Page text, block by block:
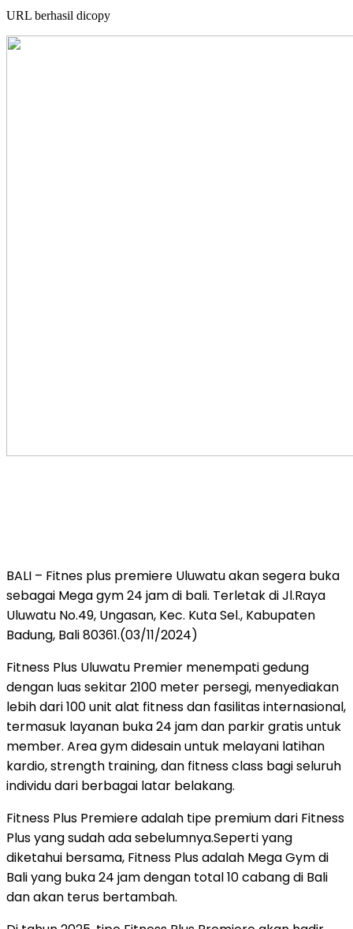
URL berhasil dicopy
BALI – Fitnes plus premiere Uluwatu akan segera buka
sebagai Mega gym 24 jam di bali. Terletak di Jl.Raya
Uluwatu No.49, Ungasan, Kec. Kuta Sel., Kabupaten
Badung, Bali 80361.(03/11/2024)
Fitness Plus Uluwatu Premier menempati gedung
dengan luas sekitar 2100 meter persegi, menyediakan
lebih dari 100 unit alat fitness dan fasilitas internasional,
termasuk layanan buka 24 jam dan parkir gratis untuk
member. Area gym didesain untuk melayani latihan
kardio, strength training, dan fitness class bagi seluruh
individu dari berbagai latar belakang.
Fitness Plus Premiere adalah tipe premium dari Fitness
Plus yang sudah ada sebelumnya.Seperti yang
diketahui bersama, Fitness Plus adalah Mega Gym di
Bali yang buka 24 jam dengan total 10 cabang di Bali
dan akan terus bertambah.